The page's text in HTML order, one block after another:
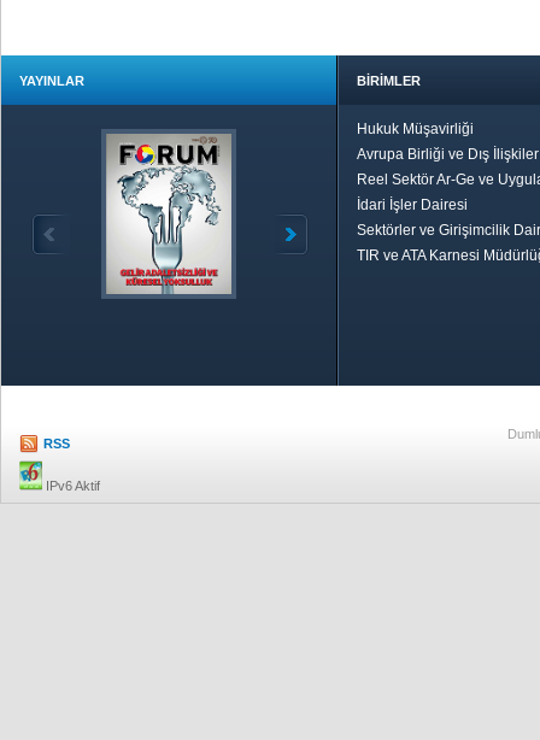
YAYINLAR BİRİMLER
Hukuk Müşavirliği
Avrupa Birliği ve Dış
Reel Sektör Ar-Ge ve
İdari İşler Dairesi
Sektörler ve Girişimcilik
TIR ve ATA Karnesi
RSS
IPv6 Aktif